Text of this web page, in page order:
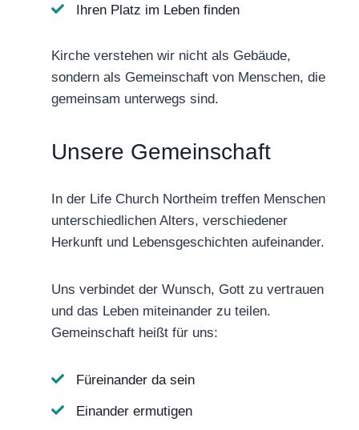
Ihren Platz im Leben finden
Kirche verstehen wir nicht als Gebäude,
sondern als Gemeinschaft von Menschen, die
gemeinsam unterwegs sind.
Unsere Gemeinschaft
In der Life Church Northeim treffen Menschen
unterschiedlichen Alters, verschiedener
Herkunft und Lebensgeschichten aufeinander.
Uns verbindet der Wunsch, Gott zu vertrauen
und das Leben miteinander zu teilen.
Gemeinschaft heißt für uns:
Füreinander da sein
Einander ermutigen